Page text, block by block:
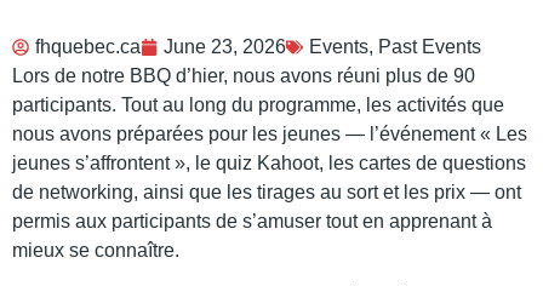
fhquebec.ca June 23, 2026 Events, Past Events
Lors de notre BBQ d’hier, nous avons réuni plus de 90
participants. Tout au long du programme, les activités que
nous avons préparées pour les jeunes — l’événement « Les
jeunes s’affrontent », le quiz Kahoot, les cartes de questions
de networking, ainsi que les tirages au sort et les prix — ont
permis aux participants de s’amuser tout en apprenant à
mieux se connaître.